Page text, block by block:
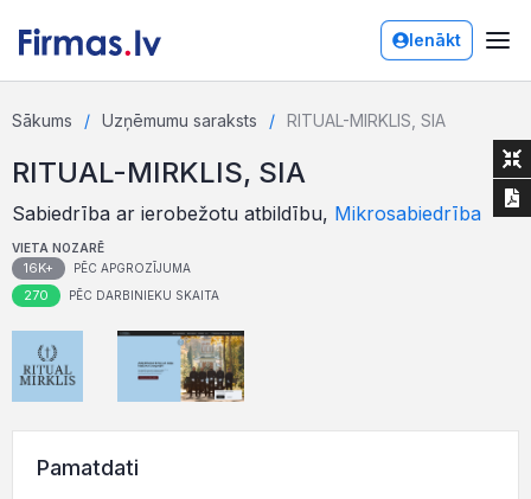
Ienākt
Sākums Uzņēmumu saraksts RITUAL-MIRKLIS, SIA
RITUAL-MIRKLIS, SIA
Sabiedrība ar ierobežotu atbildību, Mikrosabiedrība
VIETA NOZARĒ
16K+ PĒC APGROZĪJUMA
270 PĒC DARBINIEKU SKAITA
Pamatdati